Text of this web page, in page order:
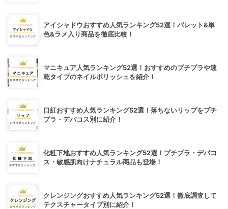
アイシャドウおすすめ人気ランキング52選！パレット&単
色&ラメ入り商品を徹底比較！
マニキュア人気ランキング52選！おすすめのプチプラや速
乾タイプのネイルポリッシュを紹介！
口紅おすすめ人気ランキング52選！落ちないリップをプチ
プラ・デパコス別に紹介！
化粧下地おすすめ人気ランキング52選！プチプラ・デパコ
ス・敏感肌向けナチュラル商品も登場！
クレンジングおすすめ人気ランキング52選！徹底調査して
テクスチャータイプ別に紹介！